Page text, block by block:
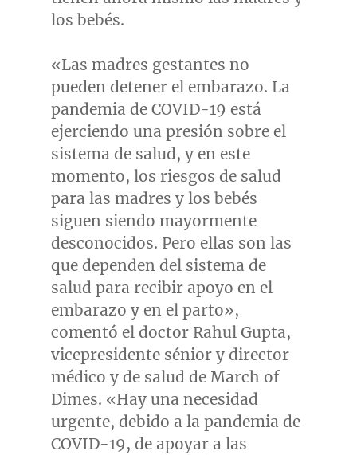
los bebés.
«Las madres gestantes no
pueden detener el embarazo. La
pandemia de COVID-19 está
ejerciendo una presión sobre el
sistema de salud, y en este
momento, los riesgos de salud
para las madres y los bebés
siguen siendo mayormente
desconocidos. Pero ellas son las
que dependen del sistema de
salud para recibir apoyo en el
embarazo y en el parto»,
comentó el doctor Rahul Gupta,
vicepresidente sénior y director
médico y de salud de March of
Dimes. «Hay una necesidad
urgente, debido a la pandemia de
COVID-19, de apoyar a las